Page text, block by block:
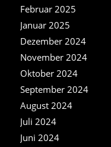
Februar 2025
Januar 2025
Dezember 2024
November 2024
Oktober 2024
September 2024
August 2024
Juli 2024
Juni 2024